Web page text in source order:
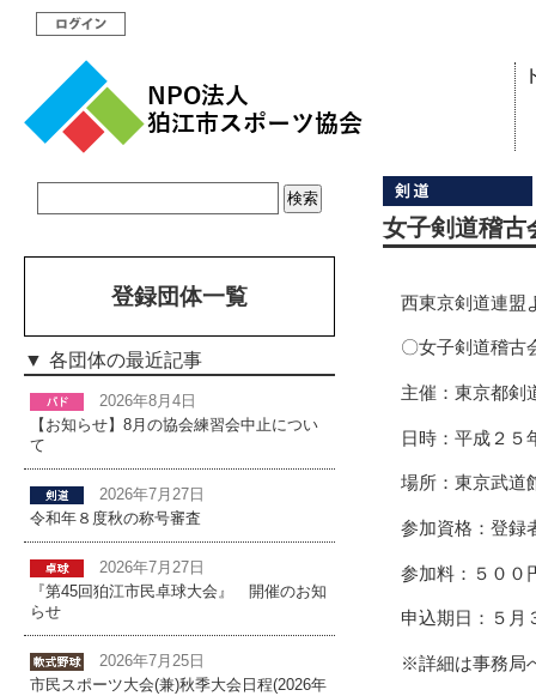
女子剣道稽古
西東京剣道連
〇女子剣道稽古
主催：東京都剣
日時：平成２５
場所：東京武道
参加資格：登録
参加料：５００
申込期日：５月
※詳細は事務局
登録団体一覧
各団体の最近記事
2026年8月4日
【お知らせ】8月の協会練習会中止につい
て
2026年7月27日
令和年８度秋の称号審査
2026年7月27日
『第45回狛江市民卓球大会』 開催のお知
らせ
2026年7月25日
市民スポーツ大会(兼)秋季大会日程(2026年